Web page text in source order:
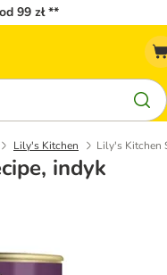
99 zł **
Lily's Kitchen Lily's Kitchen
indyk